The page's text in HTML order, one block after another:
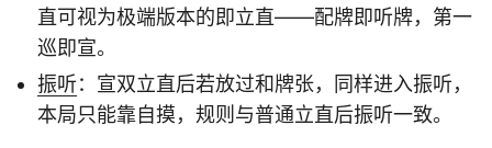
直可视为极端版本的即立直——配牌即听牌，第一
巡即宣。
振听：宣双立直后若放过和牌张，同样进入振听，
本局只能靠自摸，规则与普通立直后振听一致。